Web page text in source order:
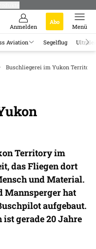
Anmelden
Abo
Menü
Aviation Segelflug
Buschliegerei im Yukon Territory
Territory im
das Fliegen dort
und Material.
Mannsperger hat
aufgebaut.
gerade 20 Jahre